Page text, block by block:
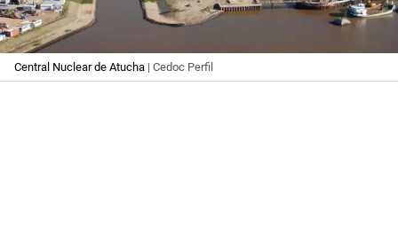
Central Nuclear de Atucha | Cedoc Perfil